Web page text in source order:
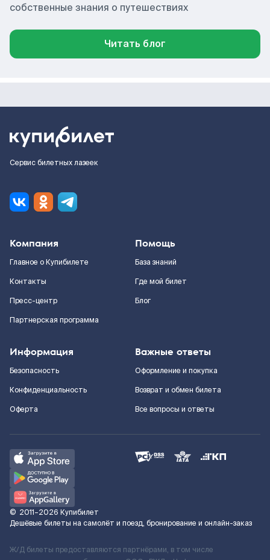
собственные знания о путешествиях
Читать блог
Сервис билетных лазеек
Компания
Главное о Купибилете
Контакты
Пресс-центр
Партнерская программа
Помощь
База знаний
Где мой билет
Блог
Информация
Безопасность
Конфиденциальность
Оферта
Важные ответы
Оформление и покупка
Возврат и обмен билета
Все вопросы и ответы
© 2011–2026 Купибилет
Дешёвые билеты на самолёт и поезд, бронирование и онлайн-заказ
Ж/Д билеты предоставляются партнёрами, в том числе